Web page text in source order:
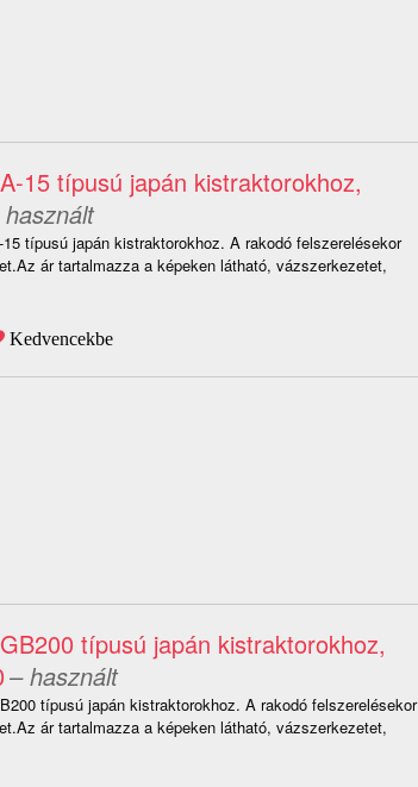
15 típusú japán kistraktorokhoz,
típusú japán kistraktorokhoz. A rakodó felszerelésekor
ár tartalmazza a képeken látható, vázszerkezetet,
Kedvencekbe
típusú japán kistraktorokhoz,
– használt
típusú japán kistraktorokhoz. A rakodó felszerelésekor
ár tartalmazza a képeken látható, vázszerkezetet,